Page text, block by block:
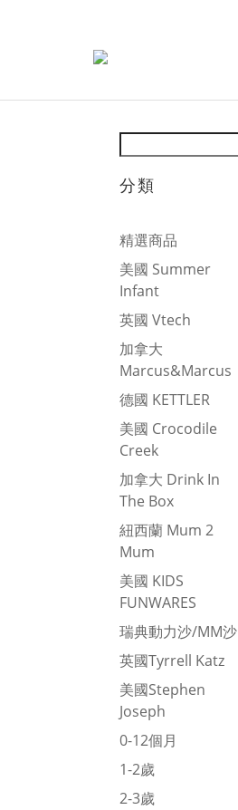
分類
精選商品
美國 Summer
Infant
英國 Vtech
加拿大
Marcus&Marcus
德國 KETTLER
美國 Crocodile
Creek
加拿大 Drink In
The Box
紐西蘭 Mum 2
Mum
美國 KIDS
FUNWARES
瑞典動力沙/MM沙
英國Tyrrell Katz
美國Stephen
Joseph
0-12個月
1-2歲
2-3歲